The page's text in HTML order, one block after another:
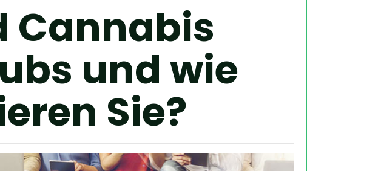
Cannabis
und wie
Sie?